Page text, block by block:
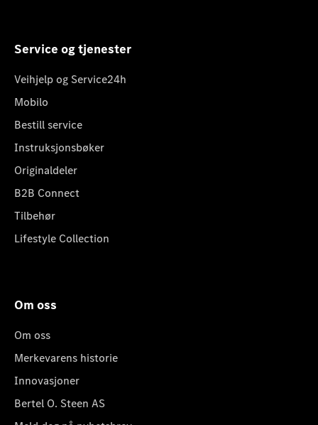
Service og tjenester
Veihjelp og Service24h
Mobilo
Bestill service
Instruksjonsbøker
Originaldeler
B2B Connect
Tilbehør
Lifestyle Collection
Om oss
Om oss
Merkevarens historie
Innovasjoner
Bertel O. Steen AS